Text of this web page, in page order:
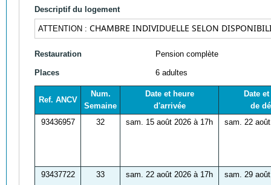
Descriptif du logement
ATTENTION : CHAMBRE INDIVIDUELLE SELON
Restauration Pension complète
Places 6 adultes
Ref. ANCV
Num.
Semaine
Date et heure
d'arrivée
Date
de
93436957
32 sam. 15 août 2026 à 17h sam. 22
93437722 33 sam. 22 août 2026 à 17h sam. 29